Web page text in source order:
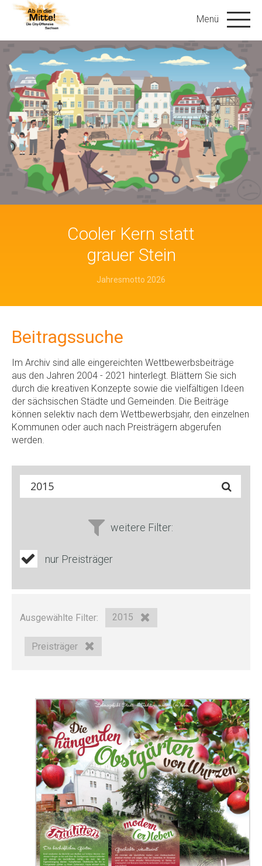
Cooler Kern statt
grauer Stein
Jahresmotto 2026
Beitragssuche
Im Archiv sind alle eingereichten Wettbewerbsbeiträge
aus den Jahren 2004 - 2021 hinterlegt. Blättern Sie sich
durch die kreativen Konzepte sowie die vielfältigen Ideen
der sächsischen Städte und Gemeinden. Die Beiträge
können selektiv nach dem Wettbewerbsjahr, den einzelnen
Kommunen oder auch nach Preisträgern abgerufen
werden.
Suche
weitere Filter:
nur Preisträger
Ausgewählte Filter: 2015
Preisträger